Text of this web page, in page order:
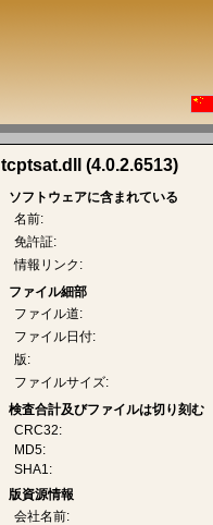
tcptsat.dll (4.0.2.6513)
ソフトウェアに含まれている
名前:
免許証:
情報リンク:
ファイル細部
ファイル道:
ファイル日付:
版:
ファイルサイズ:
検査合計及びファイルは切り刻む
CRC32:
MD5:
SHA1:
版資源情報
会社名前: